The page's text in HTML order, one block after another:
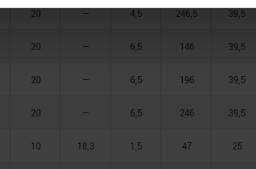
20 — 4,5 246,5 39,5
20 — 6,5 146 39,5
20 — 6,5 196 39,5
20 — 6,5 246 39,5
10 18,3 1,5 47 25